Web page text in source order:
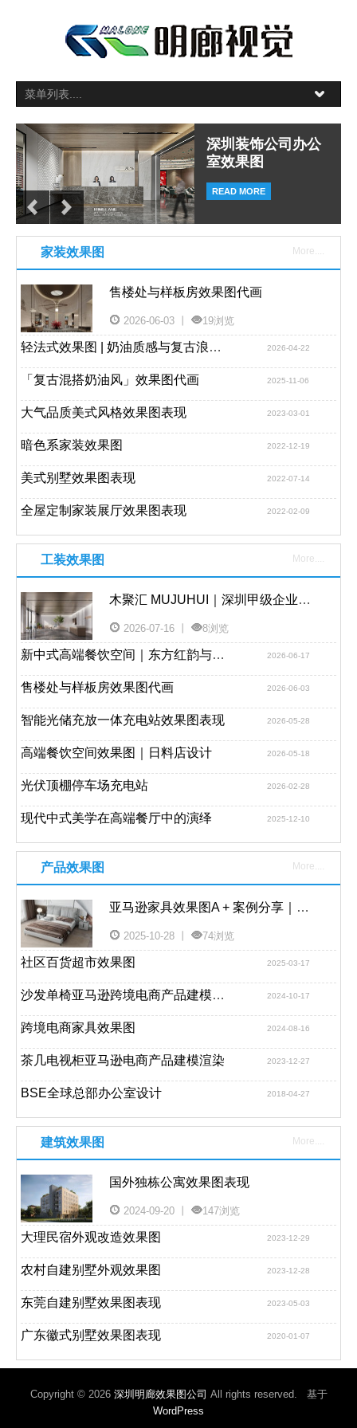
幼儿园设计效果图
表现
深圳装饰公司办公
室效果图
READ MORE
深圳日本料理效果
图表现
古建网红酒吧效果
图表现
家装效果图 More....
售楼处与样板房效果图代画
2026-06-03 丨 19浏览
轻法式效果图 | 奶油质感与复古浪漫的温柔碰撞 2026-04-22
「复古混搭奶油风」效果图代画 2025-11-06
大气品质美式风格效果图表现 2023-03-01
暗色系家装效果图 2022-12-19
美式别墅效果图表现 2022-07-14
全屋定制家装展厅效果图表现 2022-02-09
工装效果图 More....
木聚汇 MUJUHUI｜深圳甲级企业总部大堂室内工装设计案例
2026-07-16 丨 8浏览
新中式高端餐饮空间｜东方红韵与现代奢石碰撞的视觉效果图解析 2026-06-17
售楼处与样板房效果图代画 2026-06-03
智能光储充放一体充电站效果图表现 2026-05-28
高端餐饮空间效果图｜日料店设计 2026-05-18
光伏顶棚停车场充电站 2026-02-28
现代中式美学在高端餐厅中的演绎 2025-12-10
产品效果图 More....
亚马逊家具效果图A + 案例分享｜当意式轻奢床品邂逅现代家居美学
2025-10-28 丨 74浏览
社区百货超市效果图 2025-03-17
沙发单椅亚马逊跨境电商产品建模渲染 2024-10-17
跨境电商家具效果图 2024-08-16
茶几电视柜亚马逊电商产品建模渲染 2023-12-27
BSE全球总部办公室设计 2018-04-27
建筑效果图 More....
国外独栋公寓效果图表现
2024-09-20 丨 147浏览
大理民宿外观改造效果图 2023-12-29
农村自建别墅外观效果图 2023-12-28
东莞自建别墅效果图表现 2023-05-03
广东徽式别墅效果图表现 2020-01-07
Copyright © 2026 深圳明廊效果图公司 All rights reserved. 基于
WordPress